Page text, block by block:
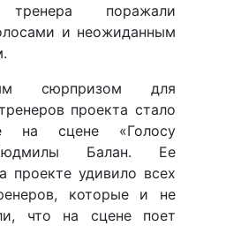
тренера поражали
и неожиданным
сюрпризом для
проекта стало
на сцене «Голосу
Балан. Ее
проекте удивило всех
которые и не
что на сцене поет